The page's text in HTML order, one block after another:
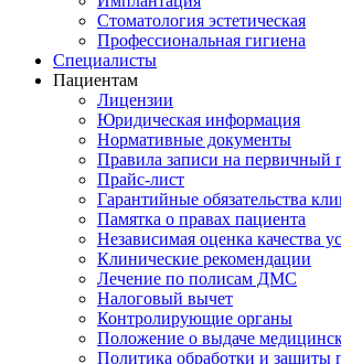
Стоматология эстетическая
Профессиональная гигиена
Специалисты
Пациентам
Лицензии
Юридическая информация
Нормативные документы
Правила записи на первичный
Прайс-лист
Гарантийные обязательства
Памятка о правах пациента
Независимая оценка качества
Клинические рекомендации
Лечение по полисам ДМС
Налоговый вычет
Контролирующие органы
Положение о выдаче
Политика обработки и защиты